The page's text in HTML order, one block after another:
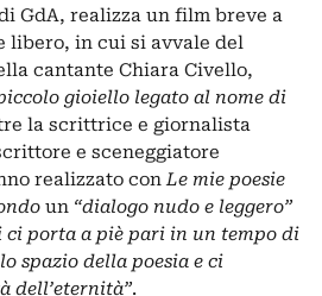
GdA, realizza un film breve a
libero, in cui si avvale del
cantante Chiara Civello,
gioiello legato al nome di
la scrittrice e giornalista
e sceneggiatore
realizzato con Le mie poesie
un “dialogo nudo e leggero”
ci porta a piè pari in un tempo di
spazio della poesia e ci
dell’eternità”.